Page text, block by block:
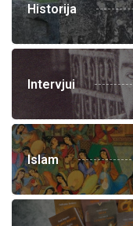
Historija
Intervjui
Islam